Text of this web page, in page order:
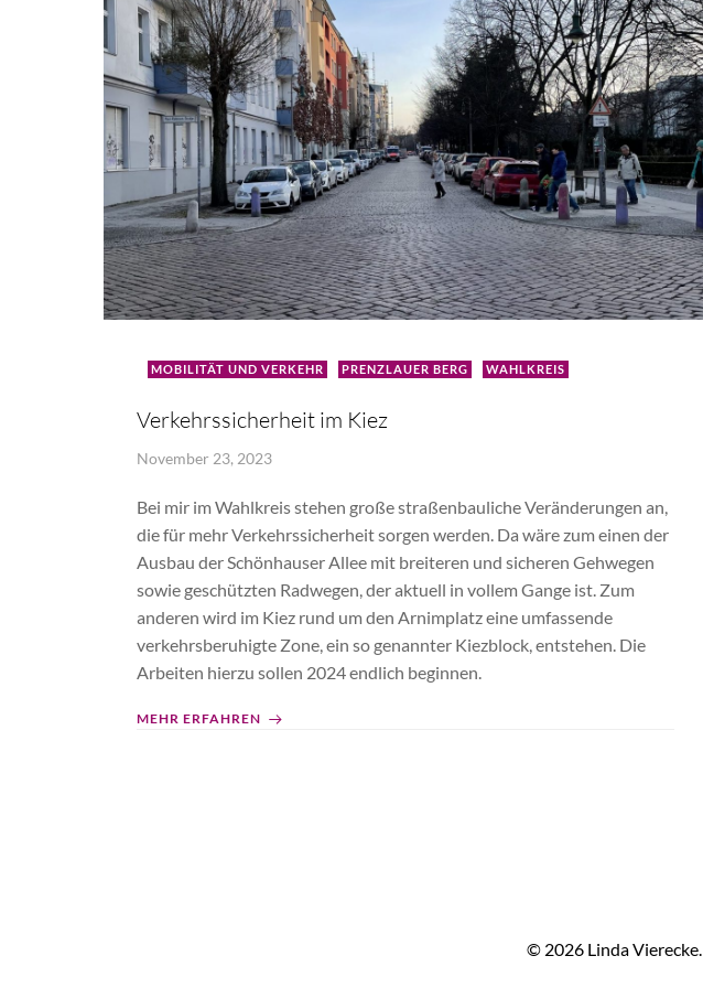
MOBILITÄT UND VERKEHR PRENZLAUER BERG WAHLKREIS
Verkehrssicherheit im Kiez
November 23, 2023
Bei mir im Wahlkreis stehen große straßenbauliche Veränderungen an,
die für mehr Verkehrssicherheit sorgen werden. Da wäre zum einen der
Ausbau der Schönhauser Allee mit breiteren und sicheren Gehwegen
sowie geschützten Radwegen, der aktuell in vollem Gange ist. Zum
anderen wird im Kiez rund um den Arnimplatz eine umfassende
verkehrsberuhigte Zone, ein so genannter Kiezblock, entstehen. Die
Arbeiten hierzu sollen 2024 endlich beginnen.
MEHR ERFAHREN
© 2026 Linda Vierecke.